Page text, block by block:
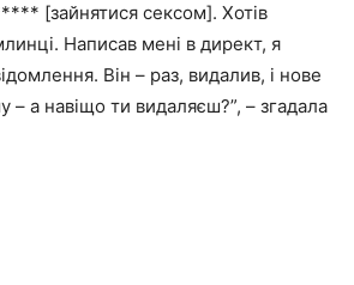
[зайнятися сексом]. Хотів
Написав мені в директ, я
Він – раз, видалив, і нове
– а навіщо ти видаляєш?”, – згадала